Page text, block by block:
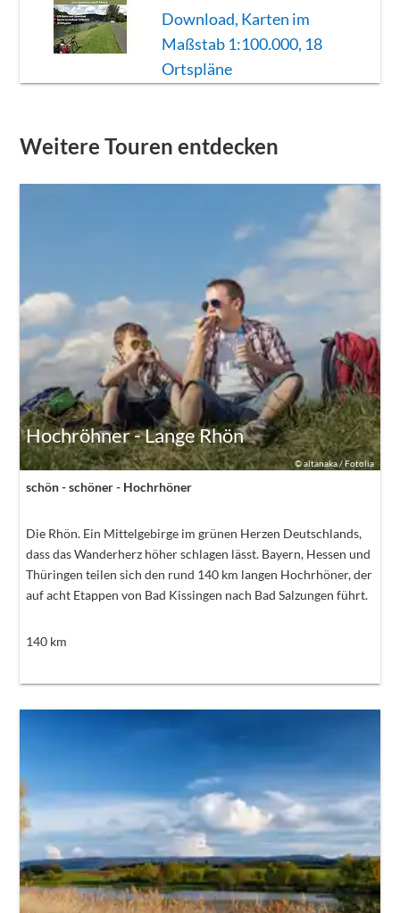
Download, Karten im
Maßstab 1:100.000, 18
Ortspläne
Weitere Touren entdecken
©altanaka / Fotolia
Hochröhner - Lange Rhön
schön - schöner - Hochrhöner
Die Rhön. Ein Mittelgebirge im grünen Herzen Deutschlands,
dass das Wanderherz höher schlagen lässt. Bayern, Hessen und
Thüringen teilen sich den rund 140 km langen Hochrhöner, der
auf acht Etappen von Bad Kissingen nach Bad Salzungen führt.
140km